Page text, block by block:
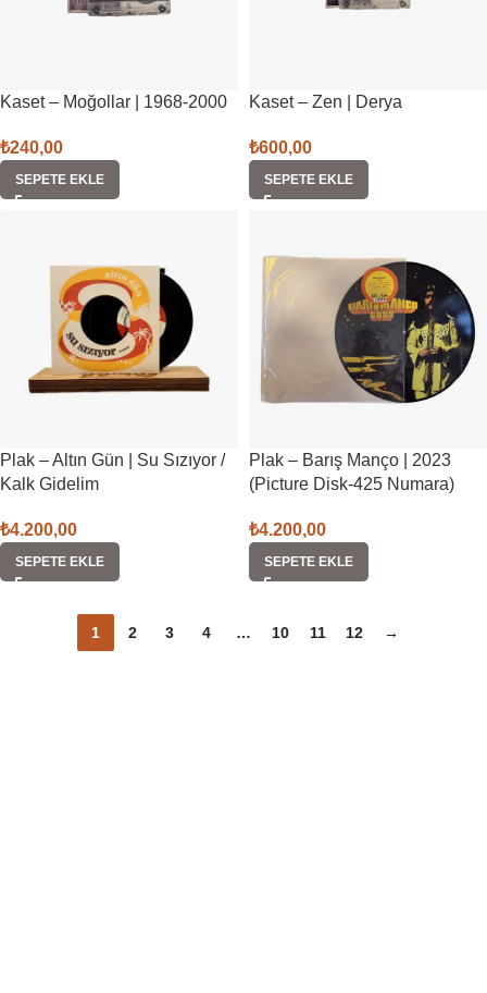
Kaset – Moğollar | 1968-2000
₺240,00
SEPETE EKLE
Kaset – Zen | Derya
₺600,00
SEPETE EKLE
Plak – Altın Gün | Su Sızıyor /
Kalk Gidelim
₺4.200,00
SEPETE EKLE
Plak – Barış Manço | 2023
(Picture Disk-425 Numara)
₺4.200,00
SEPETE EKLE
1 2 3 4 … 10 11 12 →